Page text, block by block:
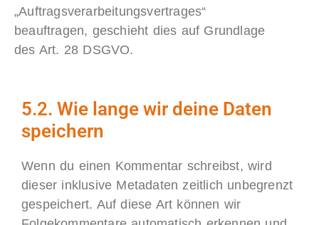
„Auftragsverarbeitungsvertrages“
beauftragen, geschieht dies auf Grundlage
des Art. 28 DSGVO.
5.2. Wie lange wir deine Daten
speichern
Wenn du einen Kommentar schreibst, wird
dieser inklusive Metadaten zeitlich unbegrenzt
gespeichert. Auf diese Art können wir